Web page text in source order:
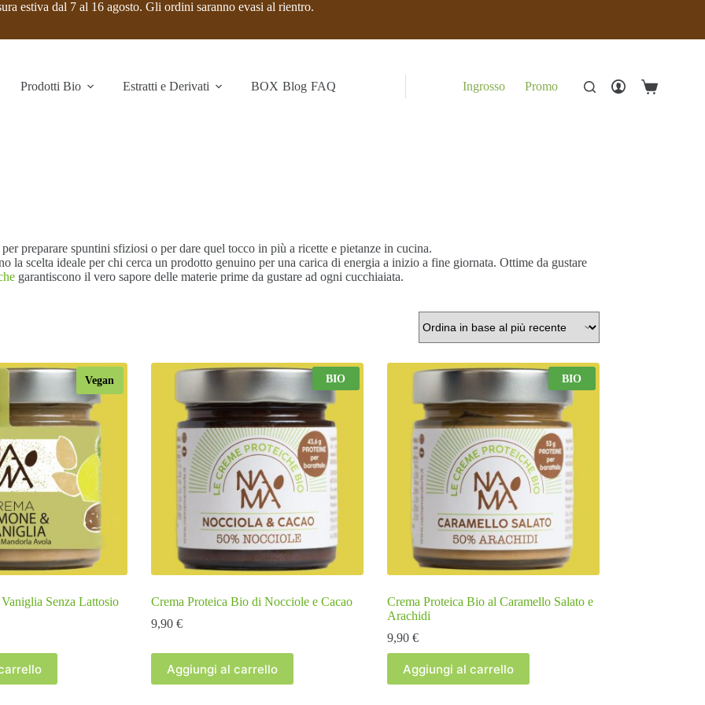
estiva dal 7 al 16 agosto. Gli ordini saranno evasi al rientro.
Prodotti Bio Estratti e Derivati BOX Blog FAQ Ingrosso Promo Carrello
preparare spuntini sfiziosi o per dare quel tocco in più a ricette e pietanze in cucina.
la scelta ideale per chi cerca un prodotto genuino per una carica di energia a inizio a fine giornata. Ottime da gustare
garantiscono il vero sapore delle materie prime da gustare ad ogni cucchiaiata.
Vegan
Senza Lattosio
BIO
Crema Proteica Bio di Nocciole e Cacao
9,90 €
Aggiungi al carrello
BIO
Crema Proteica Bio al Caramello Salato e
Arachidi
9,90 €
Aggiungi al carrello